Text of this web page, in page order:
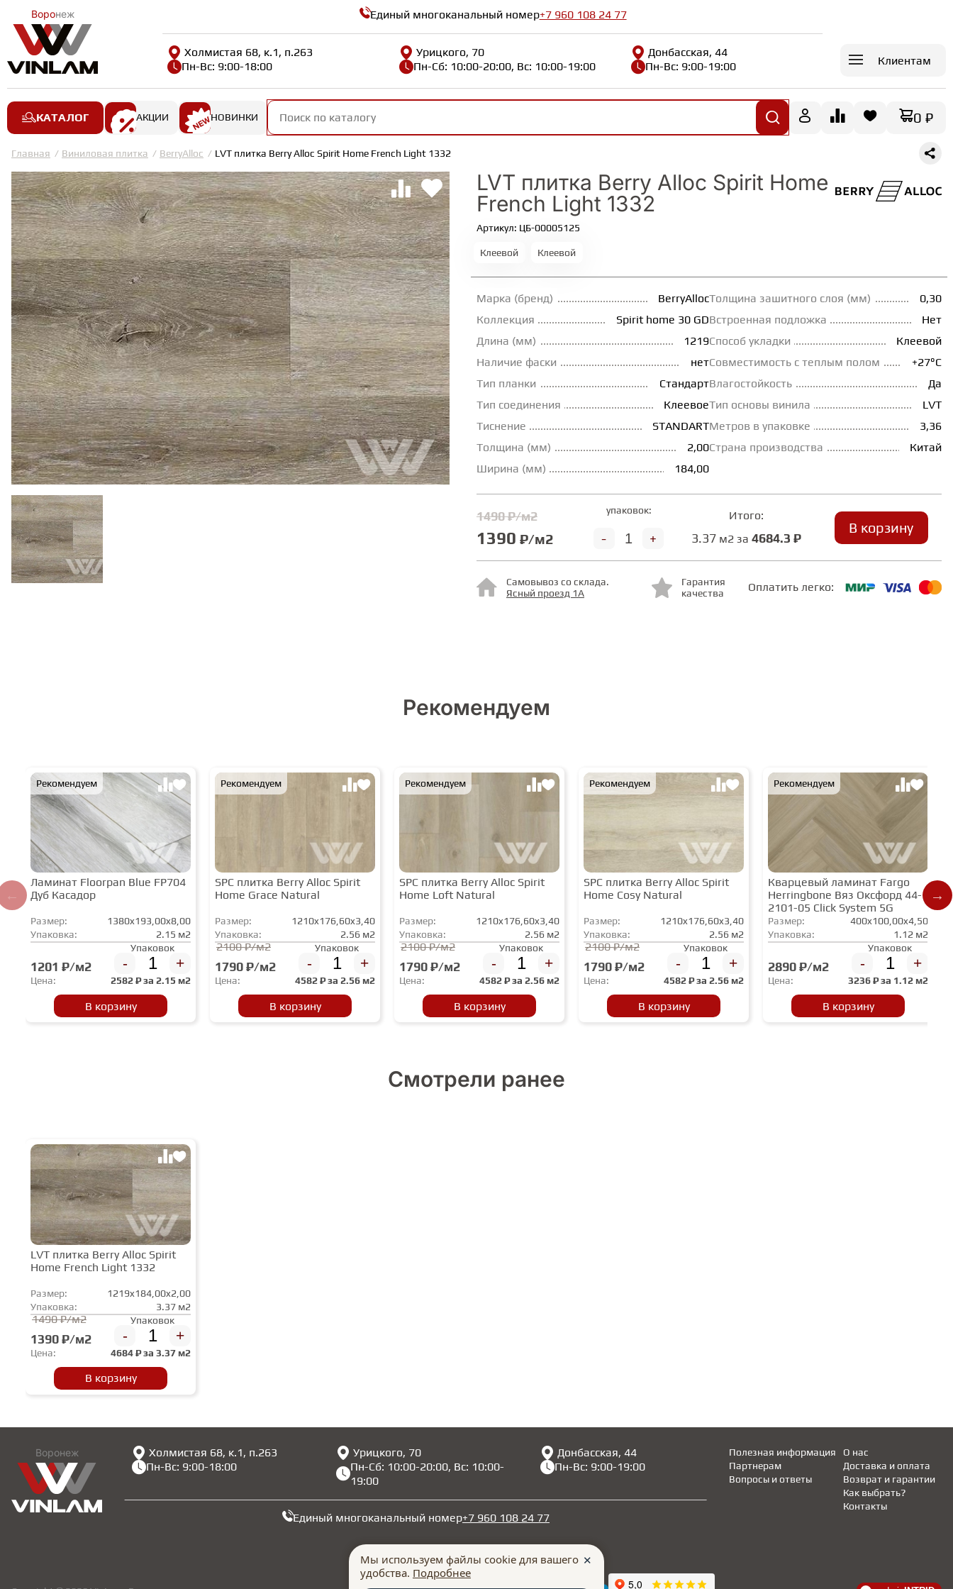
Воронеж Единый многоканальный номер+7 960 108 24 77
Холмистая 68, к.1, п.263
Пн-Вс: 9:00-18:00
Урицкого, 70
Пн-Сб: 10:00-20:00, Вс: 10:00-19:00
Донбасская, 44
Пн-Вс: 9:00-19:00
Клиентам
КАТАЛОГ АКЦИИ НОВИНКИ 0 ₽
Главная Виниловая плитка BerryAlloc LVT плитка Berry Alloc Spirit Home French Light 1332
LVT плитка Berry Alloc Spirit Home
French Light 1332
Артикул: ЦБ-00005125
Клеевой Клеевой
Марка (бренд)
BerryAlloc
Коллекция
Spirit home 30 GD
Длина (мм)
1219
Наличие фаски
нет
Тип планки
Стандарт
Тип соединения
Клеевое
Тиснение
STANDART
Толщина (мм)
2,00
Ширина (мм)
184,00
Толщина зашитного слоя (мм)
0,30
Встроенная подложка
Нет
Способ укладки
Клеевой
Совместимость с теплым полом
+27°С
Влагостойкость
Да
Тип основы винила
LVT
Метров в упаковке
3,36
Страна производства
Китай
1490 ₽/м2
1390 ₽/м2
упаковок:
+
-
Итого:
3.37м2 за 4684.3 ₽
В корзину
Самовывоз со склада.
Ясный проезд 1А
Гарантия
качества
Оплатить легко:
Рекомендуем
Рекомендуем
Ламинат Floorpan Blue FP704
Дуб Касадор
Размер:
1380x193,00x8,00
Упаковка:
2.15 м2
1201 ₽/м2
Упаковок
- +
Цена: 2582₽ за 2.15 м2
В корзину
Рекомендуем
SPC плитка Berry Alloc Spirit
Home Grace Natural
Размер:
1210x176,60x3,40
Упаковка:
2.56 м2
2100 ₽/м2
1790 ₽/м2
Упаковок
- +
Цена: 4582₽ за 2.56 м2
В корзину
Рекомендуем
SPC плитка Berry Alloc Spirit
Home Loft Natural
Размер:
1210x176,60x3,40
Упаковка:
2.56 м2
2100 ₽/м2
1790 ₽/м2
Упаковок
- +
Цена: 4582₽ за 2.56 м2
В корзину
Рекомендуем
SPC плитка Berry Alloc Spirit
Home Cosy Natural
Размер:
1210x176,60x3,40
Упаковка:
2.56 м2
2100 ₽/м2
1790 ₽/м2
Упаковок
- +
Цена: 4582₽ за 2.56 м2
В корзину
Рекомендуем
Кварцевый ламинат Fargo
Herringbone Вяз Оксфорд 44-
2101-05 Click System 5G
Размер:
400x100,00x4,50
Упаковка:
1.12 м2
2890 ₽/м2
Упаковок
- +
Цена: 3236₽ за 1.12 м2
В корзину
Смотрели ранее
LVT плитка Berry Alloc Spirit
Home French Light 1332
Размер:
1219x184,00x2,00
Упаковка:
3.37 м2
1490 ₽/м2
1390 ₽/м2
Упаковок
- +
Цена: 4684₽ за 3.37 м2
В корзину
Воронеж
Холмистая 68, к.1, п.263
Пн-Вс: 9:00-18:00
Урицкого, 70
Пн-Сб: 10:00-20:00, Вс: 10:00-
19:00
Донбасская, 44
Пн-Вс: 9:00-19:00
Единый многоканальный номер+7 960 108 24 77
Полезная информация
Партнерам
Вопросы и ответы
Доставка и оплата
Возврат и гарантии
Как выбрать?
О нас
Контакты
Мы используем файлы cookie для вашего
удобства. Подробнее
✕